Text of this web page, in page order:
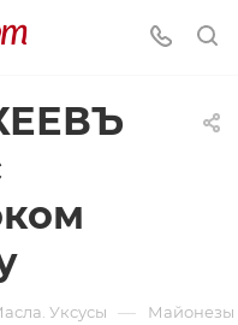
Уксусы — Майонезы